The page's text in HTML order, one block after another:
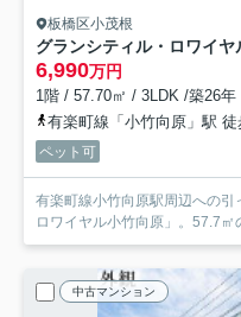
板橋区小茂根
グランシティル・ロワイヤ
6,990万円
1階 / 57.70㎡ / 3LDK /築26年
有楽町線「小竹向原」駅 徒
ペット可
有楽町線小竹向原駅周辺への引
ロワイヤル小竹向原」。57.7
中古マンション